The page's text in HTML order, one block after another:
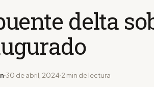
delta
30 de abril, 2024 2 min de lectura